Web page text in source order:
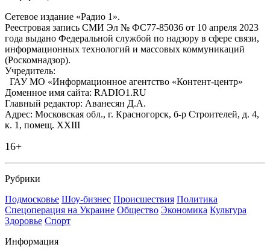
Сетевое издание «Радио 1».
Реестровая запись СМИ Эл № ФС77-85036 от 10 апреля 2023
года выдано Федеральной службой по надзору в сфере связи,
информационных технологий и массовых коммуникаций
(Роскомнадзор).
Учредитель:
ГАУ МО «Информационное агентство «Контент-центр»
Доменное имя сайта: RADIO1.RU
Главный редактор: Аванесян Д.А.
Адрес: Московская обл., г. Красногорск, б-р Строителей, д. 4,
к. 1, помещ. XXIII
16+
Рубрики
Подмосковье Шоу-бизнес Происшествия Политика
Спецоперация на Украине Общество Экономика Культура
Здоровье Спорт
Информация